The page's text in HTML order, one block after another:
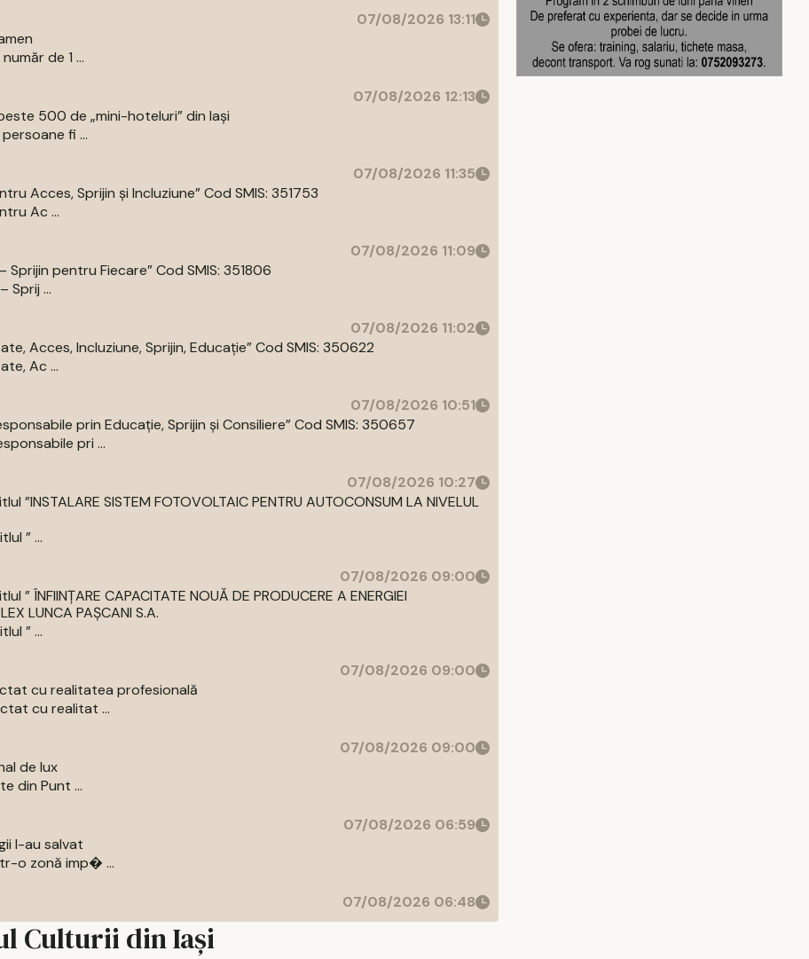
07/08/2026 13:11
de 1 ...
07/08/2026 12:13
500 de „mini-hoteluri” din Iași
fi ...
07/08/2026 11:35
Acces, Sprijin și Incluziune” Cod SMIS: 351753
Ac ...
07/08/2026 11:09
Sprijin pentru Fiecare” Cod SMIS: 351806
Sprij ...
07/08/2026 11:02
Acces, Incluziune, Sprijin, Educație” Cod SMIS: 350622
Ac ...
07/08/2026 10:51
prin Educație, Sprijin și Consiliere” Cod SMIS: 350657
pri ...
07/08/2026 10:27
SISTEM FOTOVOLTAIC PENTRU AUTOCONSUM LA NIVELUL
” ...
07/08/2026 09:00
CAPACITATE NOUĂ DE PRODUCERE A ENERGIEI
LUNCA PAȘCANI S.A.
” ...
07/08/2026 09:00
cu realitatea profesională
cu realitat ...
07/08/2026 09:00
de lux
din Punt ...
07/08/2026 06:59
l-au salvat
o zonă imp� ...
07/08/2026 06:48
Culturii din Iași